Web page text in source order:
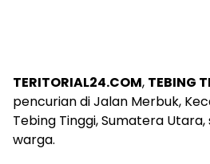
TERITORIAL24.COM, TEBING
pencurian di Jalan Merbuk,
Tebing Tinggi, Sumatera
warga.